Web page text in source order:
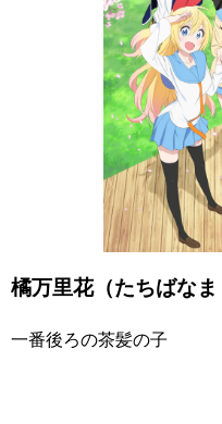
橘万里花（たちばなま
一番後ろの茶髪の子